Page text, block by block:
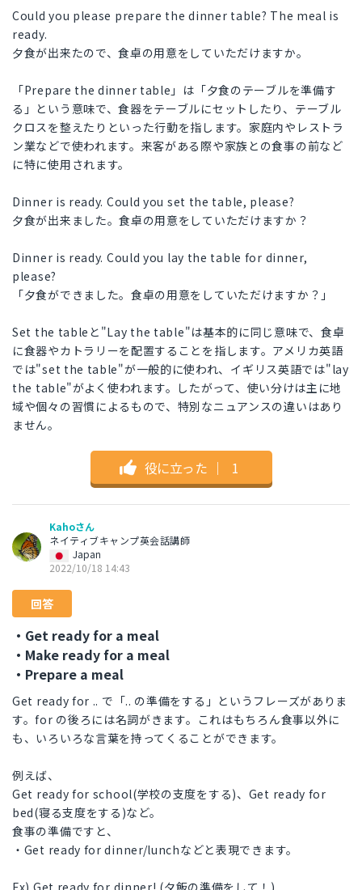
Could you please prepare the dinner table? The meal is
ready.
夕食が出来たので、食卓の用意をしていただけますか。
「Prepare the dinner table」は「夕食のテーブルを準備す
る」という意味で、食器をテーブルにセットしたり、テーブル
クロスを整えたりといった行動を指します。家庭内やレストラ
ン業などで使われます。来客がある際や家族との食事の前など
に特に使用されます。
Dinner is ready. Could you set the table, please?
夕食が出来ました。食卓の用意をしていただけますか？
Dinner is ready. Could you lay the table for dinner,
please?
「夕食ができました。食卓の用意をしていただけますか？」
Set the tableと"Lay the table"は基本的に同じ意味で、食卓
に食器やカトラリーを配置することを指します。アメリカ英語
では"set the table"が一般的に使われ、イギリス英語では"lay
the table"がよく使われます。したがって、使い分けは主に地
域や個々の習慣によるもので、特別なニュアンスの違いはあり
ません。
役に立った ｜ 1
Kahoさん
ネイティブキャンプ英会話講師
Japan
2022/10/18 14:43
回答
・Get ready for a meal
・Make ready for a meal
・Prepare a meal
Get ready for .. で「.. の準備をする」というフレーズがありま
す。for の後ろには名詞がきます。これはもちろん食事以外に
も、いろいろな言葉を持ってくることができます。
例えば、
Get ready for school(学校の支度をする)、Get ready for
bed(寝る支度をする)など。
食事の準備ですと、
・Get ready for dinner/lunchなどと表現できます。